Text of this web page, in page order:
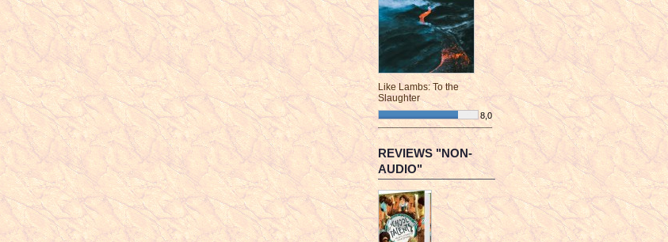
Like Lambs: To the
Slaughter
8,0
¯¯¯¯¯¯¯¯¯¯¯¯¯¯¯¯¯¯¯¯¯¯¯¯
REVIEWS "NON-
AUDIO"